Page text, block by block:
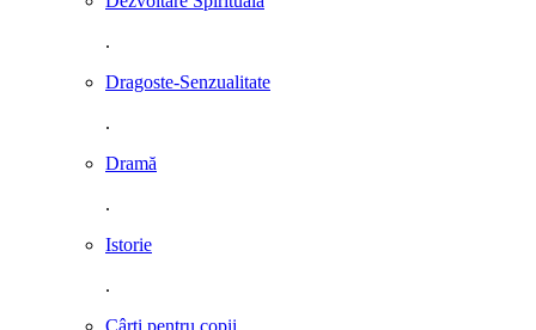
.
Dragoste-Senzualitate
.
Dramă
.
Istorie
.
Cârti pentru copii